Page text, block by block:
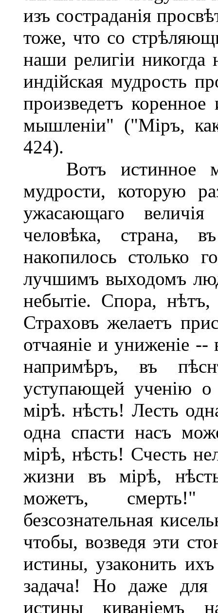
изъ состраданія
тоже, что со
наши религіи никогда
индійская мудрость
произведетъ
мышленіи" ("Міръ,
424).
Вотъ истинное
мудрости, которую
ужасающаго
человѣка, страна,
накопилось столько
лучшимъ выходомъ
небытіе. Спора,
Страховъ желаетъ
отчаяніе и униженіе
напримѣръ, въ
уступающей ученію
мірѣ. нѣсть! Лесть
одна спасти насъ
мірѣ, нѣсть! Счесть
жизни въ мірѣ,
можетъ,
безсознательная
чтобы, возведя эти
истины, узаконить
задача! Но даже для
истины киваніемъ